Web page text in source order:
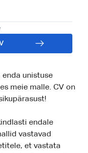
saate alla
on tühjad ja
mall ja muutke
unistuse
meie malle. CV on
endale
vastavad
et vastata